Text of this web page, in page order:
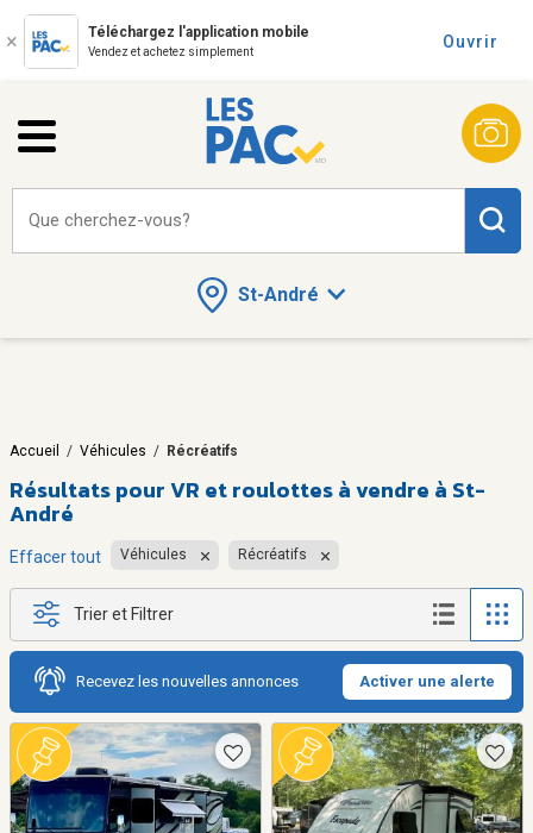
Téléchargez l'application mobile
Vendez et achetez simplement
Ouvrir
St-André
Que cherchez-vous?
Accueil / Véhicules / Récréatifs
Résultats pourVR et roulottes à vendre à St-
André
Effacer tout Véhicules Récréatifs
Trier et Filtrer
Recevez les nouvelles annonces Activer une alerte